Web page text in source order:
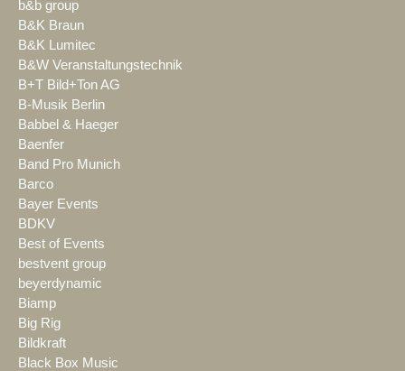
b&b group
B&K Braun
B&K Lumitec
B&W Veranstaltungstechnik
B+T Bild+Ton AG
B-Musik Berlin
Babbel & Haeger
Baenfer
Band Pro Munich
Barco
Bayer Events
BDKV
Best of Events
bestvent group
beyerdynamic
Biamp
Big Rig
Bildkraft
Black Box Music